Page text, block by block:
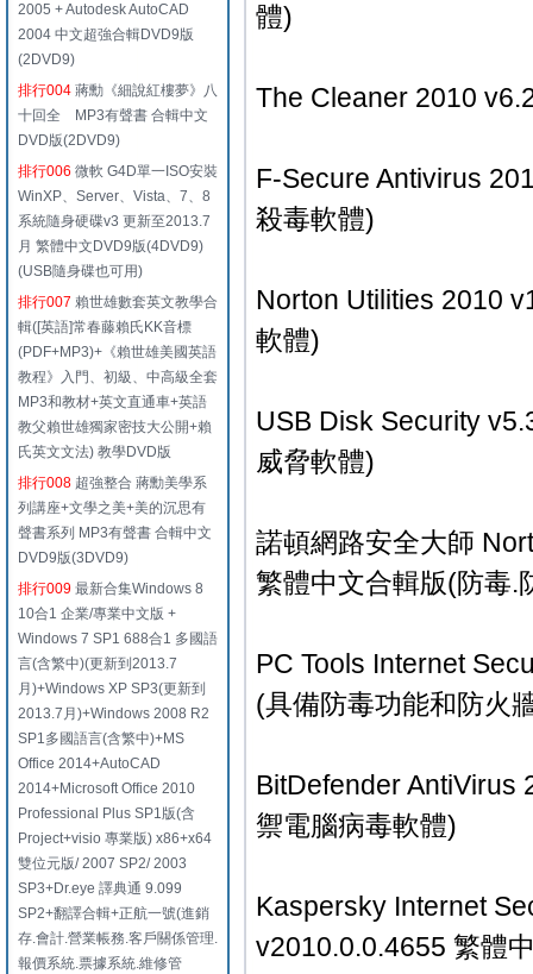
2005 + Autodesk AutoCAD
2004 中文超強合輯DVD9版
(2DVD9)
排行004 蔣勳《細說紅樓夢》八
十回全 MP3有聲書 合輯中文
DVD版(2DVD9)
排行006 微軟 G4D單一ISO安裝
WinXP、Server、Vista、7、8
系統隨身硬碟v3 更新至2013.7
月 繁體中文DVD9版(4DVD9)
(USB隨身碟也可用)
排行007 賴世雄數套英文教學合
輯([英語]常春藤賴氏KK音標
(PDF+MP3)+《賴世雄美國英語
教程》入門、初級、中高級全套
MP3和教材+英文直通車+英語
教父賴世雄獨家密技大公開+賴
氏英文文法) 教學DVD版
排行008 超強整合 蔣勳美學系
列講座+文學之美+美的沉思有
聲書系列 MP3有聲書 合輯中文
DVD9版(3DVD9)
排行009 最新合集Windows 8
10合1 企業/專業中文版 +
Windows 7 SP1 688合1 多國語
言(含繁中)(更新到2013.7
月)+Windows XP SP3(更新到
2013.7月)+Windows 2008 R2
SP1多國語言(含繁中)+MS
Office 2014+AutoCAD
2014+Microsoft Office 2010
Professional Plus SP1版(含
Project+visio 專業版) x86+x64
雙位元版/ 2007 SP2/ 2003
SP3+Dr.eye 譯典通 9.099
SP2+翻譯合輯+正航一號(進銷
存.會計.營業帳務.客戶關係管理.
報價系統.票據系統.維修管
體)
The Cleaner 2010
F-Secure Antivirus
殺毒軟體)
Norton Utilities 2010
軟體)
USB Disk Security
威脅軟體)
諾頓網路安全大師
繁體中文合輯版(防毒.
PC Tools Internet
(具備防毒功能和防火
BitDefender AntiVirus
禦電腦病毒軟體)
Kaspersky Internet
v2010.0.0.4655 繁體